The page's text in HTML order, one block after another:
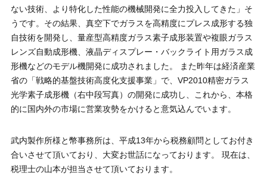
ない技術、より特化した性能の機械開発に全力投入してきた」そ
うです。その結果、真空下でガラスを高精度にプレス成形する独
自技術を開発し、量産型高精度ガラス素子成形装置や複眼ガラス
レンズ自動成形機、液晶ディスプレー・バックライト用ガラス成
形機などのモデル機開発に成功されました。 また昨年は経済産業
省の「戦略的基盤技術高度化支援事業」で、VP2010精密ガラス
光学素子成形機（右中段写真）の開発に成功し、これから、本格
的に国内外の市場に営業攻勢をかけると意気込んでいます。
武内製作所様と幣事務所は、平成13年から税務顧問としてお付き
合いさせて頂いており、大変お世話になっております。 現在は、
税理士の山本が担当させて頂いております。